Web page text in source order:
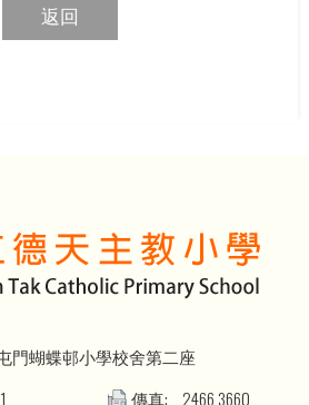
返回
門蝴蝶邨小學校舍第二座
傳真: 2466 3660